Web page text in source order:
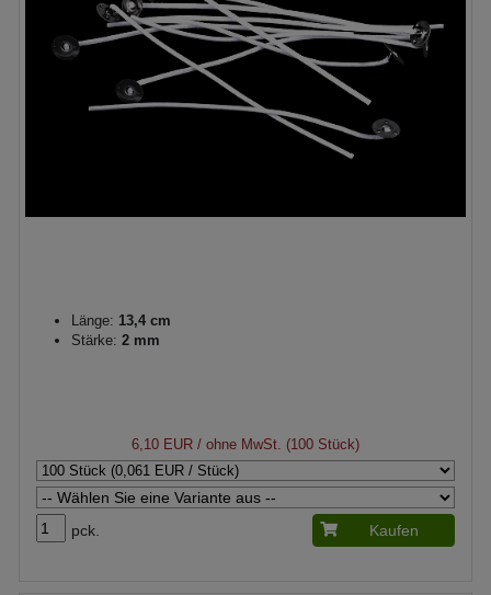
Länge: 13,4 cm
Stärke: 2 mm
6,10 EUR / ohne MwSt. (100 Stück)
pck. Kaufen